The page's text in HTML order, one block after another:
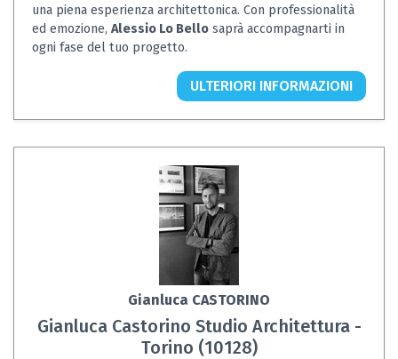
una piena esperienza architettonica. Con professionalità
ed emozione, Alessio Lo Bello saprà accompagnarti in
ogni fase del tuo progetto.
ULTERIORI INFORMAZIONI
Gianluca CASTORINO
Gianluca Castorino Studio Architettura -
Torino (10128)